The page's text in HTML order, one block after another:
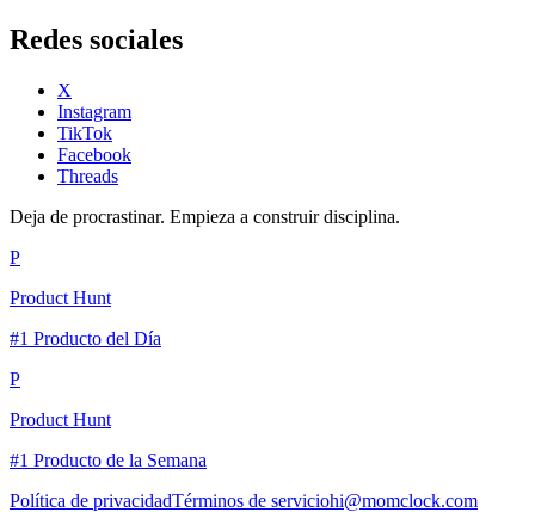
Redes sociales
X
Instagram
TikTok
Facebook
Threads
Deja de procrastinar. Empieza a construir disciplina.
P
Product Hunt
#1 Producto del Día
P
Product Hunt
#1 Producto de la Semana
Política de privacidadTérminos de serviciohi@momclock.com